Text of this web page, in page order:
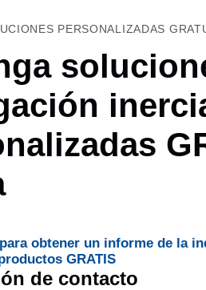
PERSONALIZADAS
obtener un informe de la
GRATIS
de contacto